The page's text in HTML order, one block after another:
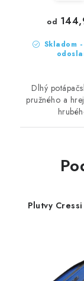
Skladom
od
Dlhý
pružného a
Plutvy